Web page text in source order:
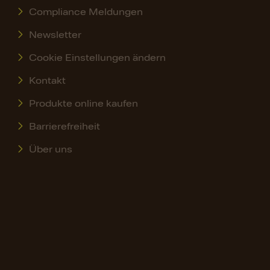
Compliance Meldungen
Newsletter
Cookie Einstellungen ändern
Kontakt
Produkte online kaufen
Barrierefreiheit
Über uns